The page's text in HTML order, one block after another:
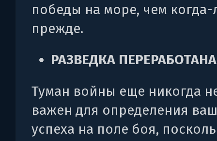
победы на море, чем
прежде.
РАЗВЕДКА ПЕРЕРАБОТАНА
Туман войны еще никогда
важен для определения
успеха на поле боя,